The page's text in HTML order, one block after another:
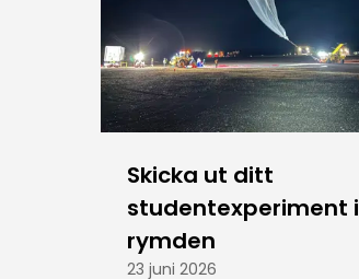
Skicka ut ditt
studentexperiment i
rymden
23 juni 2026